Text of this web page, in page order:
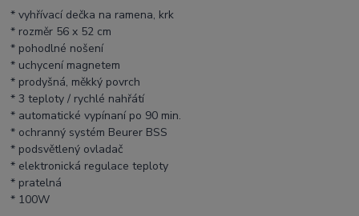
* vyhřívací dečka na ramena, krk
* rozměr 56 x 52 cm
* pohodlné nošení
* uchycení magnetem
* prodyšná, měkký povrch
* 3 teploty / rychlé nahřátí
* automatické vypínaní po 90 min.
* ochranný systém Beurer BSS
* podsvětlený ovladač
* elektronická regulace teploty
* pratelná
* 100W